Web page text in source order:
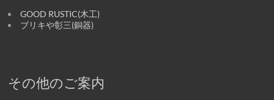
GOOD RUSTIC(木工)
ブリキや彰三(銅器)
その他のご案内